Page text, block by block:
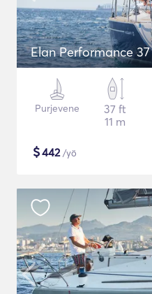
Elan Performance 37
Purjevene
37 ft
11 m
$442/yö